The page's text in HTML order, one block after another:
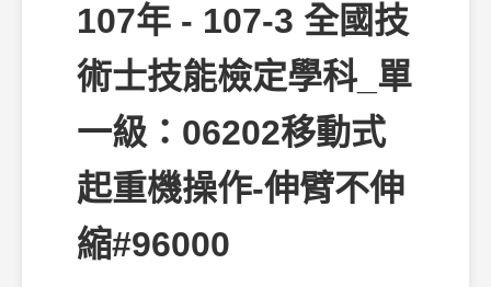
107年 - 107-3 全國技
術士技能檢定學科_單
一級：06202移動式
起重機操作-伸臂不伸
縮#96000